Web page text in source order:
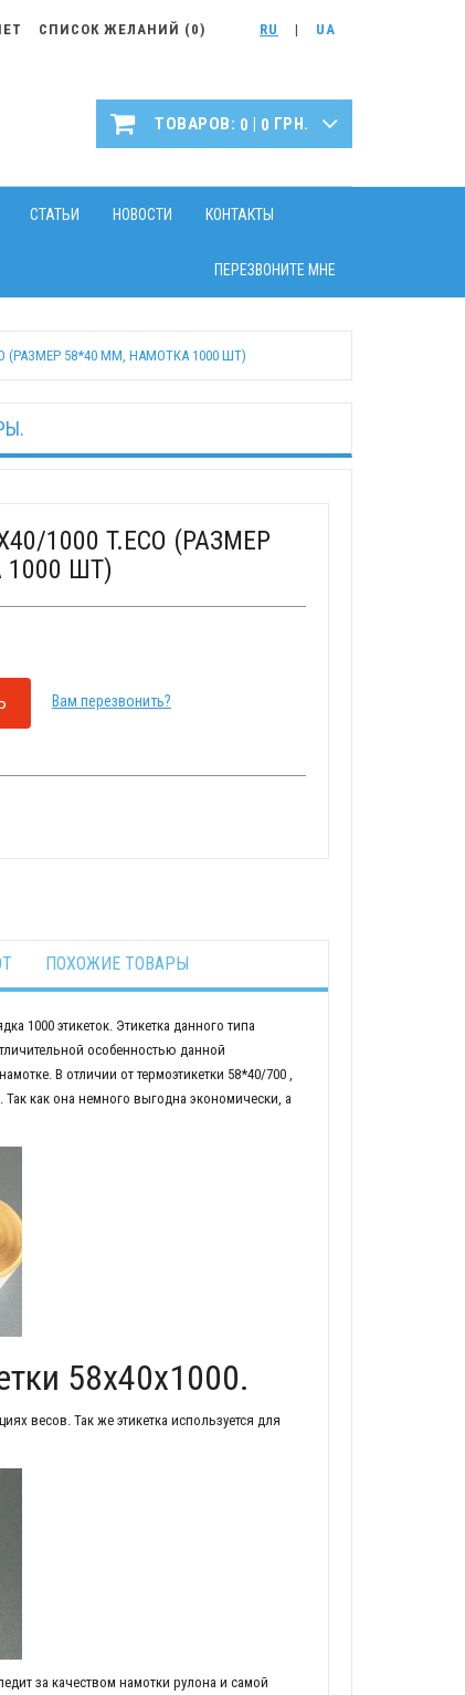
UA
|
RU
СПИСОК ЖЕЛАНИЙ (0)
ТОВАРОВ: 0 | 0 ГРН.
СТАТЬИ НОВОСТИ КОНТАКТЫ
ПЕРЕЗВОНИТЕ МНЕ
(РАЗМЕР 58*40 ММ, НАМОТКА 1000 ШТ)
1000 T.ECO (РАЗМЕР
ШТ)
Вам перезвонить?
ПОХОЖИЕ ТОВАРЫ
1000 этикеток. Этикетка данного типа
особенностью данной
В отличии от термоэтикетки 58*40/700 ,
Так как она немного выгодна экономически, а
58х40х1000.
весов. Так же этикетка используется для
за качеством намотки рулона и самой